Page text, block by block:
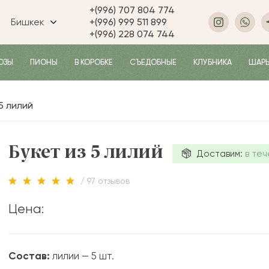
Бишкек
+(996) 707 804 774
+(996) 999 511 899
+(996) 228 074 744
ПИОНЫ В КОРОБКЕ СЪЕДОБНЫЕ КЛУБНИКА
лилий
Букет из 5 лилий Доставим: в
/ 97 отзывов
Цена:
Состав: лилии — 5 шт.